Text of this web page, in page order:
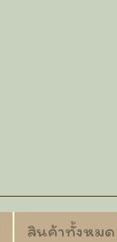
สินค้าทั้งหมด